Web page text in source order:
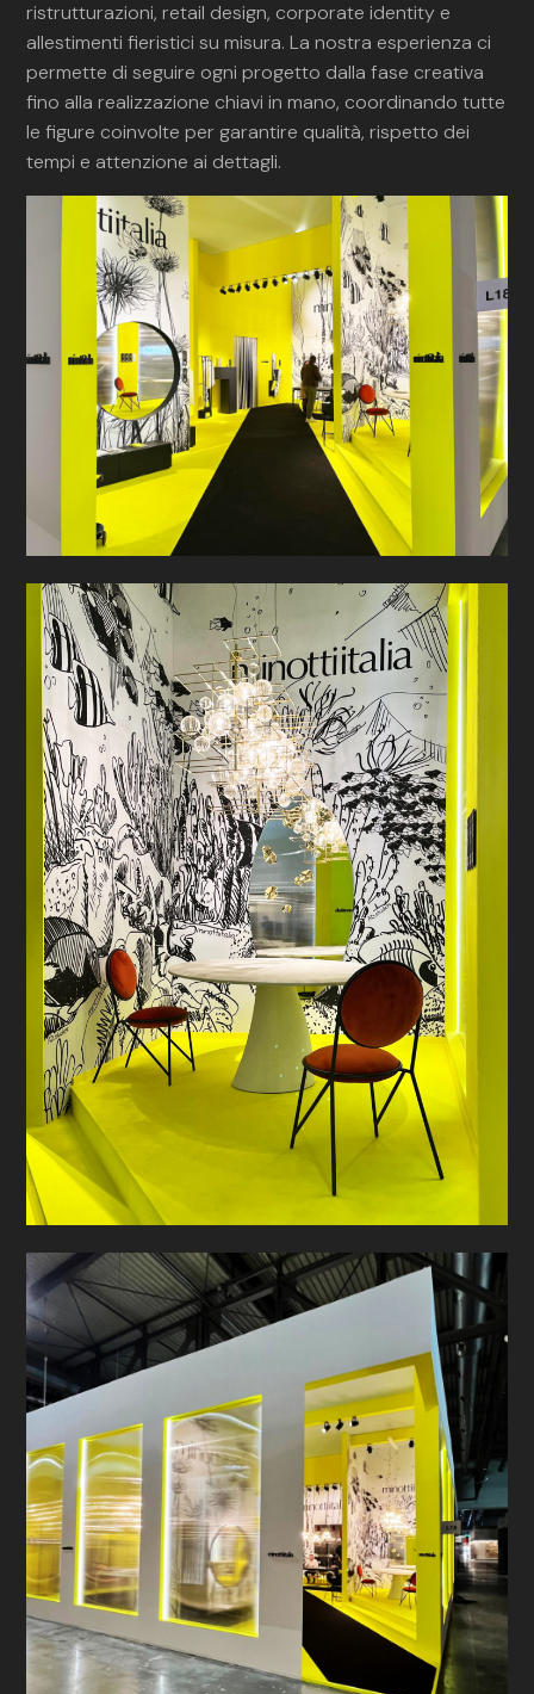
ristrutturazioni, retail design, corporate identity e
allestimenti fieristici su misura. La nostra esperienza ci
permette di seguire ogni progetto dalla fase creativa
fino alla realizzazione chiavi in mano, coordinando tutte
le figure coinvolte per garantire qualità, rispetto dei
tempi e attenzione ai dettagli.